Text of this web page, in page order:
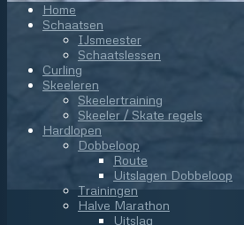
Home
Schaatsen
IJsmeester
Schaatslessen
Curling
Skeeleren
Skeelertraining
Skeeler / Skate regels
Hardlopen
Dobbeloop
Route
Uitslagen Dobbeloop
Trainingen
Halve Marathon
Uitslag